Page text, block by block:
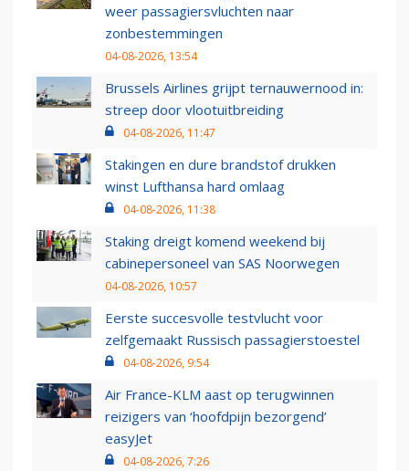
weer passagiersvluchten naar
zonbestemmingen
04-08-2026, 13:54
Brussels Airlines grijpt ternauwernood in:
streep door vlootuitbreiding
04-08-2026, 11:47
Stakingen en dure brandstof drukken
winst Lufthansa hard omlaag
04-08-2026, 11:38
Staking dreigt komend weekend bij
cabinepersoneel van SAS Noorwegen
04-08-2026, 10:57
Eerste succesvolle testvlucht voor
zelfgemaakt Russisch passagierstoestel
04-08-2026, 9:54
Air France-KLM aast op terugwinnen
reizigers van ‘hoofdpijn bezorgend’
easyJet
04-08-2026, 7:26